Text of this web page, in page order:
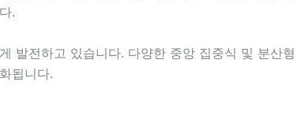
.
발전하고 있습니다. 다양한 중앙 집중식 및 분
됩니다.